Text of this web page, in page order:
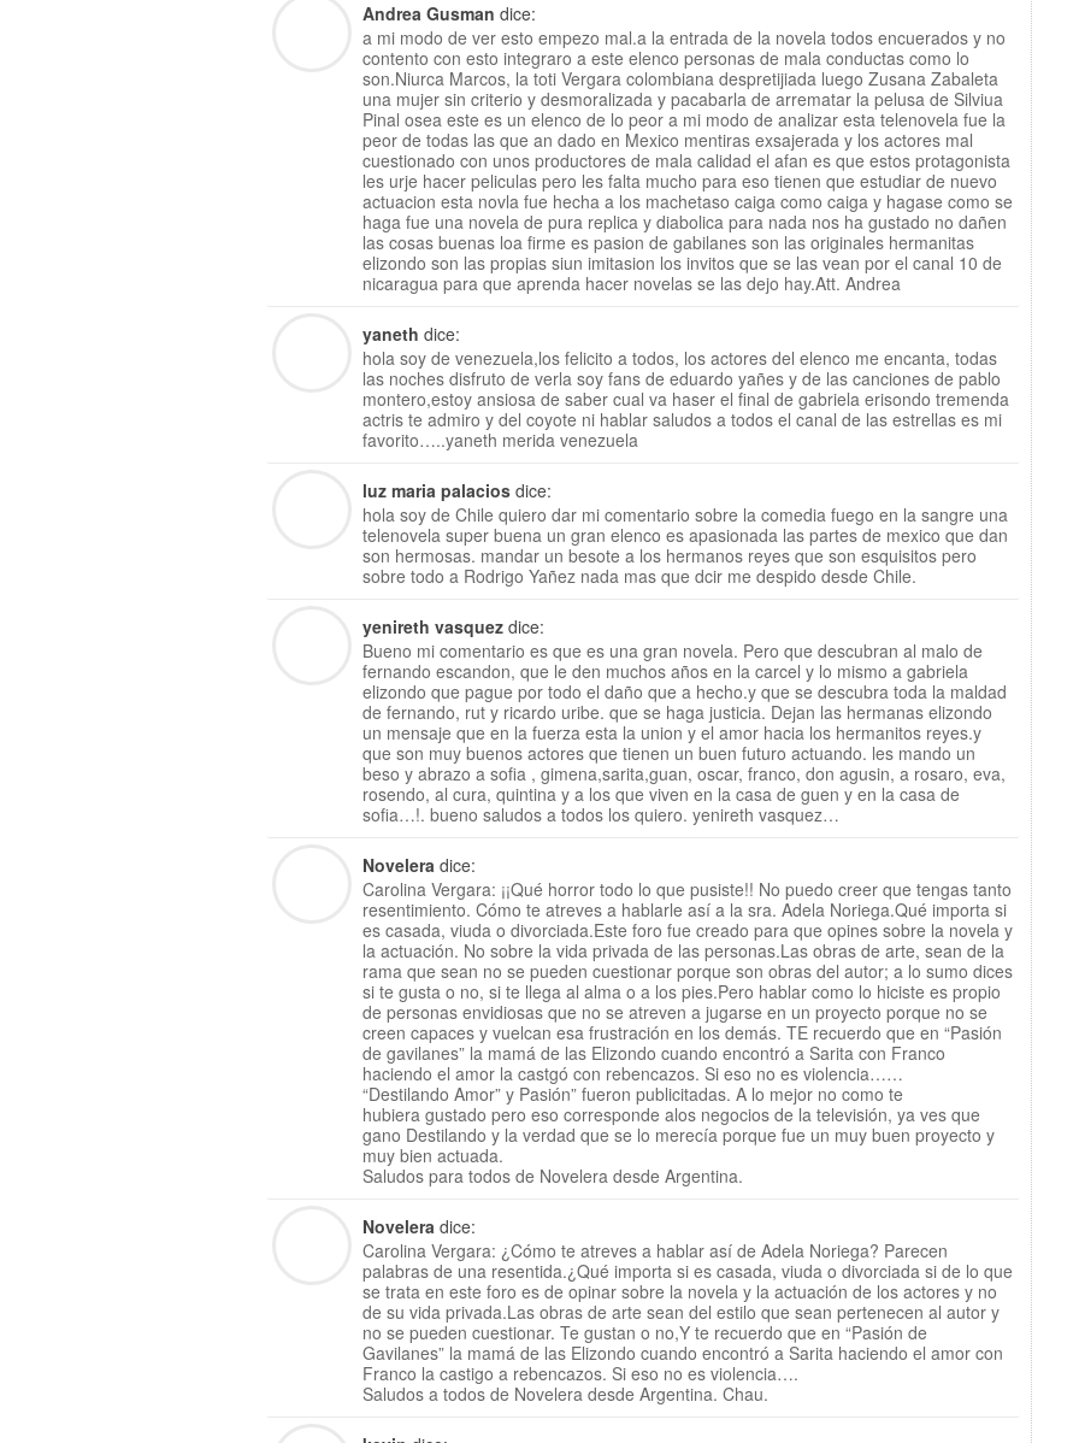
Andrea Gusman dice:
a mi modo de ver esto empezo mal.a la entrada de la novela todos encuerados y no
contento con esto integraro a este elenco personas de mala conductas como lo
son.Niurca Marcos, la toti Vergara colombiana despretijiada luego Zusana Zabaleta
una mujer sin criterio y desmoralizada y pacabarla de arrematar la pelusa de Silviua
Pinal osea este es un elenco de lo peor a mi modo de analizar esta telenovela fue la
peor de todas las que an dado en Mexico mentiras exsajerada y los actores mal
cuestionado con unos productores de mala calidad el afan es que estos protagonista
les urje hacer peliculas pero les falta mucho para eso tienen que estudiar de nuevo
actuacion esta novla fue hecha a los machetaso caiga como caiga y hagase como se
haga fue una novela de pura replica y diabolica para nada nos ha gustado no dañen
las cosas buenas loa firme es pasion de gabilanes son las originales hermanitas
elizondo son las propias siun imitasion los invitos que se las vean por el canal 10 de
nicaragua para que aprenda hacer novelas se las dejo hay.Att. Andrea
yaneth dice:
hola soy de venezuela,los felicito a todos, los actores del elenco me encanta, todas
las noches disfruto de verla soy fans de eduardo yañes y de las canciones de pablo
montero,estoy ansiosa de saber cual va haser el final de gabriela erisondo tremenda
actris te admiro y del coyote ni hablar saludos a todos el canal de las estrellas es mi
favorito…..yaneth merida venezuela
luz maria palacios dice:
hola soy de Chile quiero dar mi comentario sobre la comedia fuego en la sangre una
telenovela super buena un gran elenco es apasionada las partes de mexico que dan
son hermosas. mandar un besote a los hermanos reyes que son esquisitos pero
sobre todo a Rodrigo Yañez nada mas que dcir me despido desde Chile.
yenireth vasquez dice:
Bueno mi comentario es que es una gran novela. Pero que descubran al malo de
fernando escandon, que le den muchos años en la carcel y lo mismo a gabriela
elizondo que pague por todo el daño que a hecho.y que se descubra toda la maldad
de fernando, rut y ricardo uribe. que se haga justicia. Dejan las hermanas elizondo
un mensaje que en la fuerza esta la union y el amor hacia los hermanitos reyes.y
que son muy buenos actores que tienen un buen futuro actuando. les mando un
beso y abrazo a sofia , gimena,sarita,guan, oscar, franco, don agusin, a rosaro, eva,
rosendo, al cura, quintina y a los que viven en la casa de guen y en la casa de
sofia…!. bueno saludos a todos los quiero. yenireth vasquez…
Novelera dice:
Carolina Vergara: ¡¡Qué horror todo lo que pusiste!! No puedo creer que tengas tanto
resentimiento. Cómo te atreves a hablarle así a la sra. Adela Noriega.Qué importa si
es casada, viuda o divorciada.Este foro fue creado para que opines sobre la novela y
la actuación. No sobre la vida privada de las personas.Las obras de arte, sean de la
rama que sean no se pueden cuestionar porque son obras del autor; a lo sumo dices
si te gusta o no, si te llega al alma o a los pies.Pero hablar como lo hiciste es propio
de personas envidiosas que no se atreven a jugarse en un proyecto porque no se
creen capaces y vuelcan esa frustración en los demás. TE recuerdo que en “Pasión
de gavilanes” la mamá de las Elizondo cuando encontró a Sarita con Franco
haciendo el amor la castgó con rebencazos. Si eso no es violencia……
“Destilando Amor” y Pasión” fueron publicitadas. A lo mejor no como te
hubiera gustado pero eso corresponde alos negocios de la televisión, ya ves que
gano Destilando y la verdad que se lo merecía porque fue un muy buen proyecto y
muy bien actuada.
Saludos para todos de Novelera desde Argentina.
Novelera dice:
Carolina Vergara: ¿Cómo te atreves a hablar así de Adela Noriega? Parecen
palabras de una resentida.¿Qué importa si es casada, viuda o divorciada si de lo que
se trata en este foro es de opinar sobre la novela y la actuación de los actores y no
de su vida privada.Las obras de arte sean del estilo que sean pertenecen al autor y
no se pueden cuestionar. Te gustan o no,Y te recuerdo que en “Pasión de
Gavilanes” la mamá de las Elizondo cuando encontró a Sarita haciendo el amor con
Franco la castigo a rebencazos. Si eso no es violencia….
Saludos a todos de Novelera desde Argentina. Chau.